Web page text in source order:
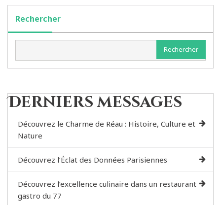
Rechercher
Rechercher
Derniers messages
Découvrez le Charme de Réau : Histoire, Culture et
Nature
Découvrez l’Éclat des Données Parisiennes
Découvrez l’excellence culinaire dans un restaurant
gastro du 77